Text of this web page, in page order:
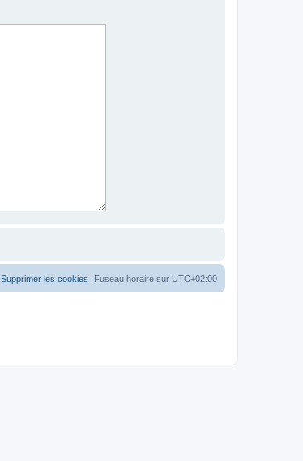
Fuseau horaire sur UTC+02:00
Supprimer les cookies